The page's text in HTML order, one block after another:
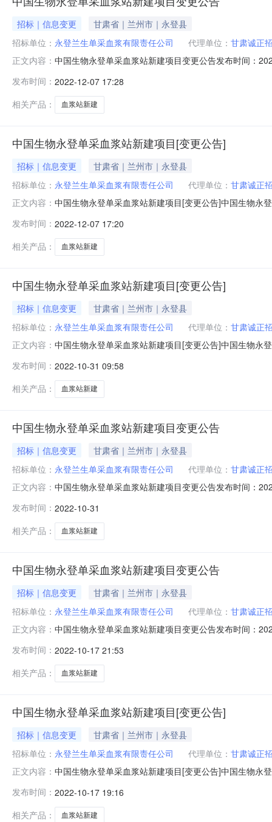
招标｜信息变更
甘肃省｜兰州市｜永登县
招标单位： 永登兰生单采血浆有限责任公司 代理单位： 甘肃诚正
正文内容： 中国生物永登单采血浆站新建项目变更公告发布时间：
文件，招标文件获取时间为2022年9月29日至2022年10
发布时间： 2022-12-07 17:28
相关产品：
血浆站新建
中国生物永登单采血浆站新建项目[变更公告]
招标｜信息变更
甘肃省｜兰州市｜永登县
招标单位： 永登兰生单采血浆有限责任公司 代理单位： 甘肃诚正
正文内容： 中国生物永登单采血浆站新建项目[变更公告]中国生物永
目招投标活动，具体投标截止时间及开标时间为2022年
发布时间： 2022-12-07 17:20
相关产品：
血浆站新建
中国生物永登单采血浆站新建项目[变更公告]
招标｜信息变更
甘肃省｜兰州市｜永登县
招标单位： 永登兰生单采血浆有限责任公司 代理单位： 甘肃诚正
正文内容： 中国生物永登单采血浆站新建项目[变更公告]中国生物永
月01日09时30分，现本项目因故延期，具体投标文件递
发布时间： 2022-10-31 09:58
相关产品：
血浆站新建
中国生物永登单采血浆站新建项目变更公告
招标｜信息变更
甘肃省｜兰州市｜永登县
招标单位： 永登兰生单采血浆有限责任公司 代理单位： 甘肃诚正
正文内容： 中国生物永登单采血浆站新建项目变更公告发布时间：
标时间为2022年11月01日09时30分，现本项目因故延
发布时间： 2022-10-31
相关产品：
血浆站新建
中国生物永登单采血浆站新建项目变更公告
招标｜信息变更
甘肃省｜兰州市｜永登县
招标单位： 永登兰生单采血浆有限责任公司 代理单位： 甘肃诚正
正文内容： 中国生物永登单采血浆站新建项目变更公告发布时间：
告时间：2022年9月6日3.资格预审会议时间：2022年9
发布时间： 2022-10-17 21:53
相关产品：
血浆站新建
中国生物永登单采血浆站新建项目[变更公告]
招标｜信息变更
甘肃省｜兰州市｜永登县
招标单位： 永登兰生单采血浆有限责任公司 代理单位： 甘肃诚正
正文内容： 中国生物永登单采血浆站新建项目[变更公告]中国生物永
截止时间及开标时间为2022年10月19日11时30分，现
发布时间： 2022-10-17 19:16
相关产品：
血浆站新建